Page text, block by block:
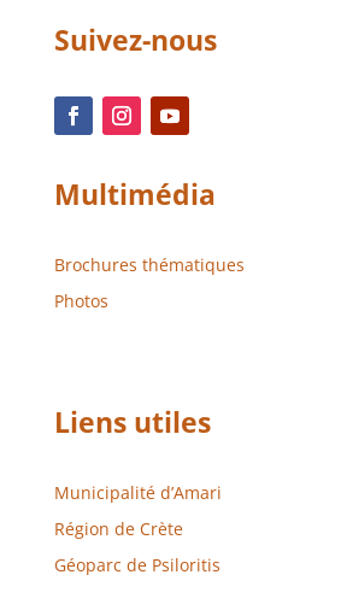
Suivez-nous
Multimédia
Brochures thématiques
Photos
Liens utiles
Municipalité d’Amari
Région de Crète
Géoparc de Psiloritis